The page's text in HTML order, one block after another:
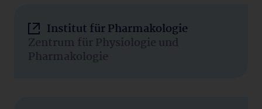
Institut für Pharmakologie
Zentrum für Physiologie und
Pharmakologie